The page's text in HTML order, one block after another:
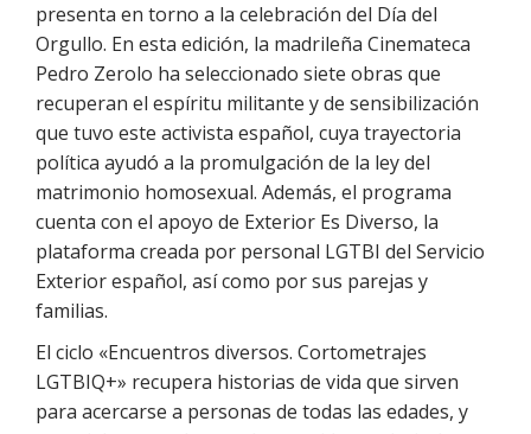
presenta en torno a la celebración del Día del
Orgullo. En esta edición, la madrileña Cinemateca
Pedro Zerolo ha seleccionado siete obras que
recuperan el espíritu militante y de sensibilización
que tuvo este activista español, cuya trayectoria
política ayudó a la promulgación de la ley del
matrimonio homosexual. Además, el programa
cuenta con el apoyo de Exterior Es Diverso, la
plataforma creada por personal LGTBI del Servicio
Exterior español, así como por sus parejas y
familias.
El ciclo «Encuentros diversos. Cortometrajes
LGTBIQ+» recupera historias de vida que sirven
para acercarse a personas de todas las edades, y